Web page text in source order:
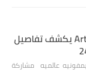
مهرجان "هي الفنون Arts- "She يكشف تفاصيل
عالميه مشاركة